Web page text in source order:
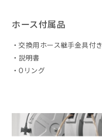
ホース付属品
・交換用ホース継手金具付き
・説明書
・Oリング